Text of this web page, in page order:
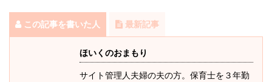
この記事を書いた人 最新記事
ほいくのおまもり
サイト管理人夫婦の夫の方。保育士を３年勤